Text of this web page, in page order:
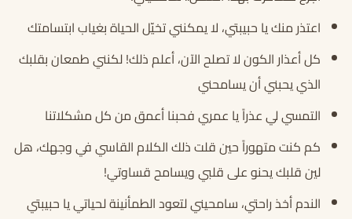
اعتذر منك يا حبيبتي، لا يمكنني تخيّل الحياة بغياب ابتسامتك
كل أعذار الكون لا تصلح الآن، أعلم ذلك! لكنني طمعان بقلبك
الذي يحبني أن يسامحني
التمسي لي عذراً يا عمري فحبنا أعمق من كل مشكلاتنا
كم كنت متهوراً حين قلت ذلك الكلام القاسي في وجهك، هل
لين قلبك يحنو على قلبي ويسامح قساوتي!
الندم أخذ راحتي، سامحيني لتعود الطمأنينة لحياتي يا حبيبتي